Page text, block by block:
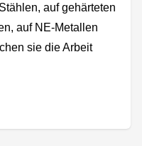
auf gehärteten
auf NE-Metallen
sie die Arbeit